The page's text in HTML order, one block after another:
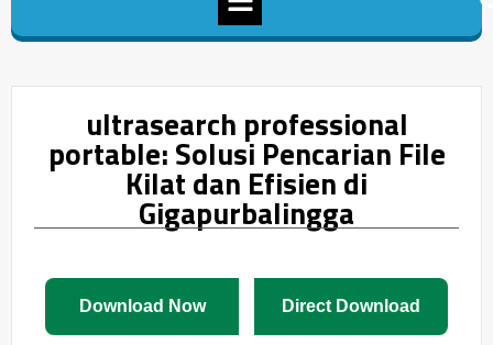
ultrasearch professional
portable: Solusi Pencarian File
Kilat dan Efisien di
Gigapurbalingga
Download Now Direct Download